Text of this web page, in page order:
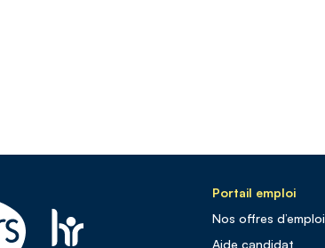
Portail emploi
Nos offres d’emploi
Aide candidat